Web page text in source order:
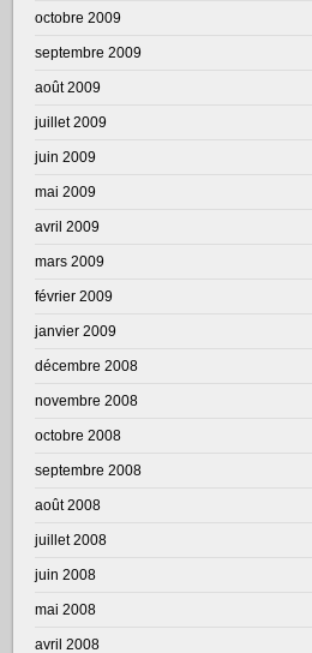
octobre 2009
septembre 2009
août 2009
juillet 2009
juin 2009
mai 2009
avril 2009
mars 2009
février 2009
janvier 2009
décembre 2008
novembre 2008
octobre 2008
septembre 2008
août 2008
juillet 2008
juin 2008
mai 2008
avril 2008